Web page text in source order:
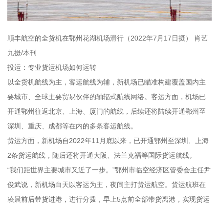
顺丰航空的全货机在鄂州花湖机场滑行（2022年7月17日摄） 肖艺
九摄/本刊
投运：专业货运机场如何运转
以全货机航线为主，客运航线为辅，新机场已瞄准构建覆盖国内主
要城市、全球主要贸易伙伴的轴辐式航线网络。客运方面，机场已
开通鄂州往返北京、上海、厦门的航线，后续还将陆续开通鄂州至
深圳、重庆、成都等在内的多条客运航线。
货运方面，新机场自2022年11月底以来，已开通鄂州至深圳、上海
2条货运航线，随后还将开通大阪、法兰克福等国际货运航线。
“我们距世界主要城市又近了一步。”鄂州市临空经济区管委会主任尹
俊武说，新机场白天以客运为主，夜间主打货运航空。货运航班在
凌晨前后带货进港，进行分拨，早上5点前全部带货离港，实现货运